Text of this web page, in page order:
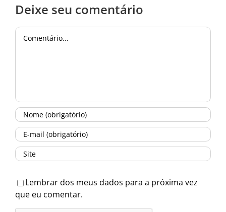
Deixe seu comentário
Comentário
Lembrar dos meus dados para a próxima vez
que eu comentar.